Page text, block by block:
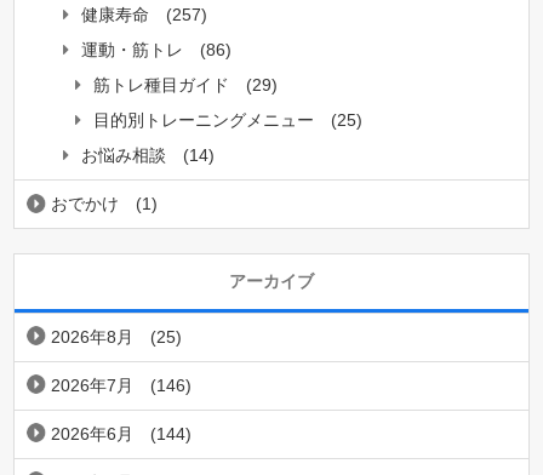
健康寿命
(257)
運動・筋トレ
(86)
筋トレ種目ガイド
(29)
目的別トレーニングメニュー
(25)
お悩み相談
(14)
おでかけ (1)
アーカイブ
2026年8月 (25)
2026年7月 (146)
2026年6月 (144)